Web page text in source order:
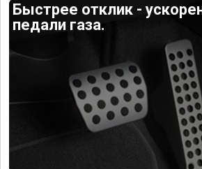
Быстрее отклик -
педали газа.